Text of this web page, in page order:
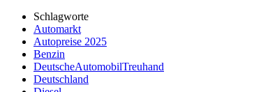
Schlagworte
Automarkt
Autopreise 2025
Benzin
DeutscheAutomobilTreuhand
Deutschland